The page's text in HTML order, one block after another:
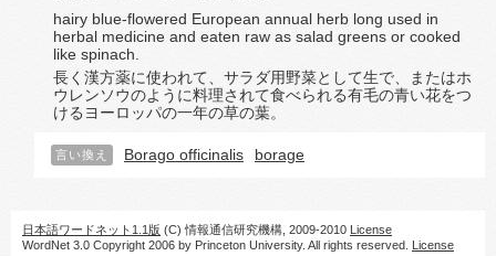
hairy blue-flowered European annual herb long used in
herbal medicine and eaten raw as salad greens or cooked
like spinach.
長く漢方薬に使われて、サラダ用野菜として生で、またはホ
ウレンソウのように料理されて食べられる有毛の青い花をつ
けるヨーロッパの一年の草の葉。
言い換え Borago officinalis borage
日本語ワードネット1.1版 (C) 情報通信研究機構, 2009-2010 License
WordNet 3.0 Copyright 2006 by Princeton University. All rights reserved. License